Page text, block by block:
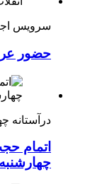
سرویس
حضور
درآستانه
اتمام